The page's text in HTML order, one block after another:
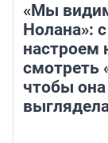
«Мы
Нолана»:
настроем
смотреть
чтобы она